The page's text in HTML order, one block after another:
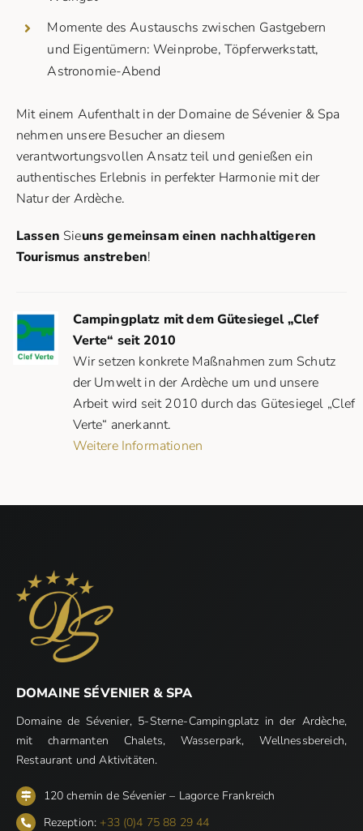
Momente des Austauschs zwischen Gastgebern
und Eigentümern: Weinprobe, Töpferwerkstatt,
Astronomie-Abend
Mit einem Aufenthalt in der Domaine de Sévenier & Spa
nehmen unsere Besucher an diesem
verantwortungsvollen Ansatz teil und genießen ein
authentisches Erlebnis in perfekter Harmonie mit der
Natur der Ardèche.
Lassen Sieuns gemeinsam einen nachhaltigeren
Tourismus anstreben!
Campingplatz mit dem Gütesiegel „Clef
Verte“ seit 2010
Wir setzen konkrete Maßnahmen zum Schutz
der Umwelt in der Ardèche um und unsere
Arbeit wird seit 2010 durch das Gütesiegel „Clef
Verte“ anerkannt.
Weitere Informationen
DOMAINE SÉVENIER & SPA
Domaine de Sévenier, 5-Sterne-Campingplatz in der Ardèche,
mit charmanten Chalets, Wasserpark, Wellnessbereich,
Restaurant und Aktivitäten.
120 chemin de Sévenier – Lagorce Frankreich
Rezeption: +33 (0)4 75 88 29 44